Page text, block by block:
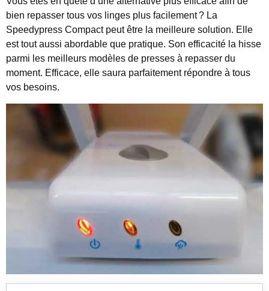
bien repasser tous vos linges plus facilement ? La
Speedypress Compact peut être la meilleure solution. Elle
est tout aussi abordable que pratique. Son efficacité la hisse
parmi les meilleurs modèles de presses à repasser du
moment. Efficace, elle saura parfaitement répondre à tous
vos besoins.